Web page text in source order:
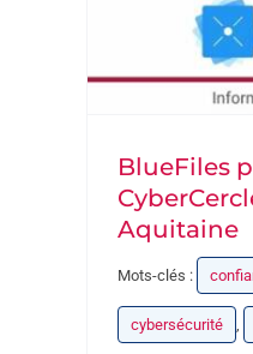
BlueFiles
Aquitaine
Mots-clés :
cybersécurité ,